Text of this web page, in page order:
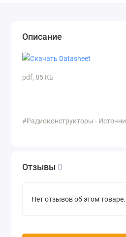
Описание
pdf, 85 КБ
#Радиоконструкторы -
Отзывы 0
Нет отзывов об этом товаре.